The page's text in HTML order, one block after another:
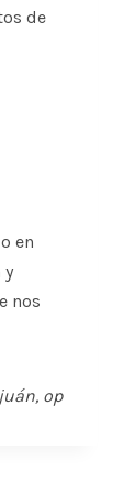
de
en
y
nos
op